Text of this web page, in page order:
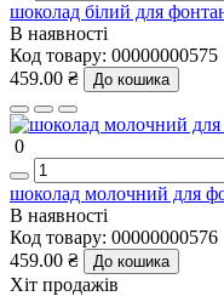
шоколад білий для
В наявності
Код товару: 00000000575
459.00 ₴
До кошика
0
шоколад молочний для
В наявності
Код товару: 00000000576
459.00 ₴
До кошика
Хіт продажів